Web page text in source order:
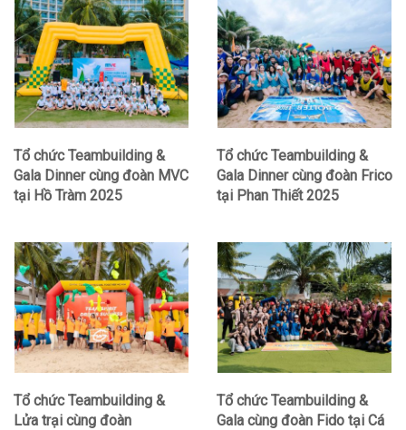
Tổ chức Teambuilding &
Gala Dinner cùng đoàn MVC
tại Hồ Tràm 2025
Tổ chức Teambuilding &
Gala Dinner cùng đoàn Frico
tại Phan Thiết 2025
Tổ chức Teambuilding &
Lửa trại cùng đoàn
Tổ chức Teambuilding &
Gala cùng đoàn Fido tại Cá